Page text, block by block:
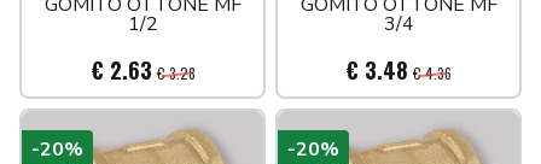
1/2
€ 2.63 € 3.28
3/4
€ 3.48 € 4.36
-20% -20%